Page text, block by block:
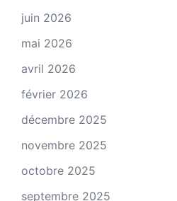
juin 2026
mai 2026
avril 2026
février 2026
décembre 2025
novembre 2025
octobre 2025
septembre 2025